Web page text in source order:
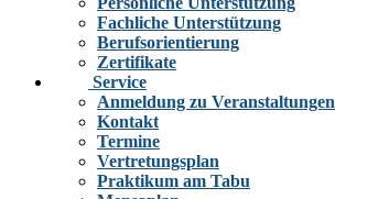
Fachliche Unterstützung
Berufsorientierung
Zertifikate
Service
Anmeldung zu Veranstaltungen
Kontakt
Termine
Vertretungsplan
Praktikum am Tabu